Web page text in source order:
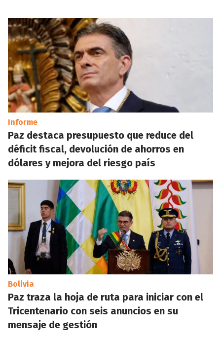
Informe
Paz destaca presupuesto que reduce del
déficit fiscal, devolución de ahorros en
dólares y mejora del riesgo país
Bolivia
Paz traza la hoja de ruta para iniciar con el
Tricentenario con seis anuncios en su
mensaje de gestión